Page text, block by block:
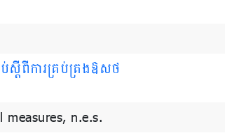
ស្តីពីការគ្រប់គ្រងឱសថ
measures, n.e.s.